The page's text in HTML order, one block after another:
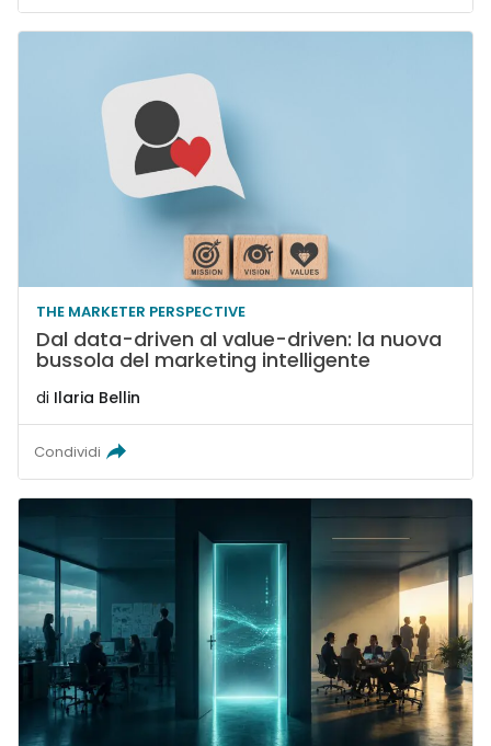
THE MARKETER PERSPECTIVE
Dal data-driven al value-driven: la nuova
bussola del marketing intelligente
di Ilaria Bellin
Condividi